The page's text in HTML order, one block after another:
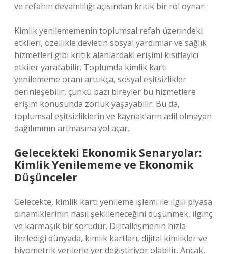
ve refahın devamlılığı açısından kritik bir rol oynar.
Kimlik yenilememenin toplumsal refah üzerindeki
etkileri, özellikle devletin sosyal yardımlar ve sağlık
hizmetleri gibi kritik alanlardaki erişimi kısıtlayıcı
etkiler yaratabilir. Toplumda kimlik kartı
yenilememe oranı arttıkça, sosyal eşitsizlikler
derinleşebilir, çünkü bazı bireyler bu hizmetlere
erişim konusunda zorluk yaşayabilir. Bu da,
toplumsal eşitsizliklerin ve kaynakların adil olmayan
dağılımının artmasına yol açar.
Gelecekteki Ekonomik Senaryolar:
Kimlik Yenilememe ve Ekonomik
Düşünceler
Gelecekte, kimlik kartı yenileme işlemi ile ilgili piyasa
dinamiklerinin nasıl şekilleneceğini düşünmek, ilginç
ve karmaşık bir sorudur. Dijitalleşmenin hızla
ilerlediği dünyada, kimlik kartları, dijital kimlikler ve
biyometrik verilerle yer değiştiriyor olabilir. Ancak,